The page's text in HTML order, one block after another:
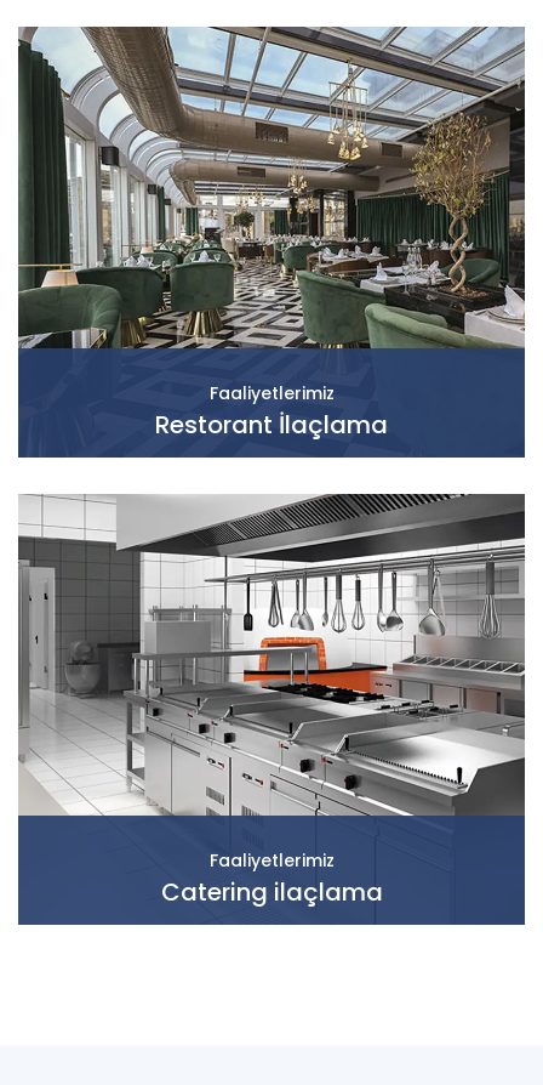
Faaliyetlerimiz
Restorant İlaçlama
Faaliyetlerimiz
Catering ilaçlama